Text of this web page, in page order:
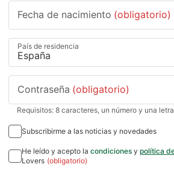
Fecha de nacimiento (obligatorio)
País de residencia
Contraseña (obligatorio)
Requisitos: 8 caracteres, un número y una
Subscribirme a las noticias y novedades
He leído y acepto la condiciones y política
Lovers (obligatorio)